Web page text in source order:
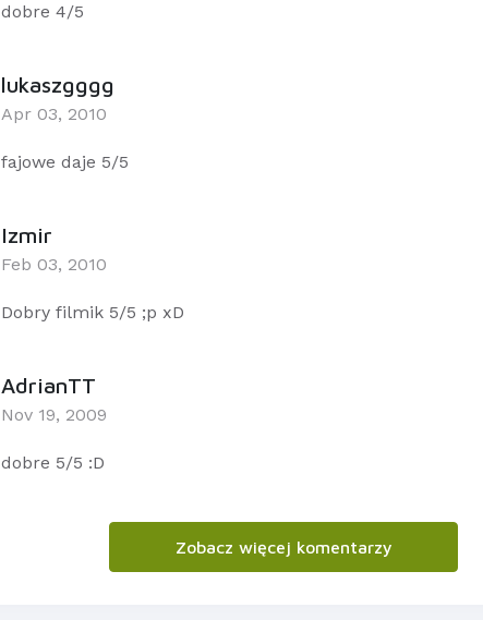
dobre 4/5
lukaszgggg
Apr 03, 2010
fajowe daje 5/5
Izmir
Feb 03, 2010
Dobry filmik 5/5 ;p xD
AdrianTT
Nov 19, 2009
dobre 5/5 :D
Zobacz więcej komentarzy